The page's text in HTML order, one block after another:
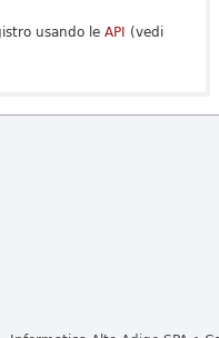
usando le API (vedi